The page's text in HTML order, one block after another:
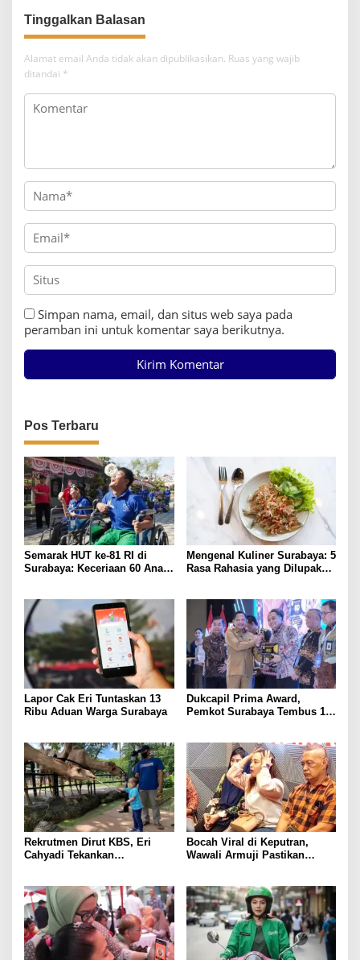
Tinggalkan Balasan
Alamat email Anda tidak akan dipublikasikan. Ruas yang wajib
ditandai *
Simpan nama, email, dan situs web saya pada
peramban ini untuk komentar saya berikutnya.
Pos Terbaru
Semarak HUT ke-81 RI di
Surabaya: Keceriaan 60 Anak
Mengenal Kuliner Surabaya: 5
Rasa Rahasia yang Dilupakan
Lapor Cak Eri Tuntaskan 13
Ribu Aduan Warga Surabaya
Dukcapil Prima Award,
Pemkot Surabaya Tembus 10
Rekrutmen Dirut KBS, Eri
Cahyadi Tekankan
Bocah Viral di Keputran,
Wawali Armuji Pastikan